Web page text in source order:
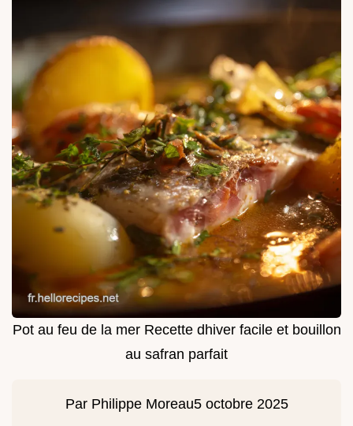
Pot au feu de la mer Recette dhiver facile et bouillon
au safran parfait
Par Philippe Moreau5 octobre 2025